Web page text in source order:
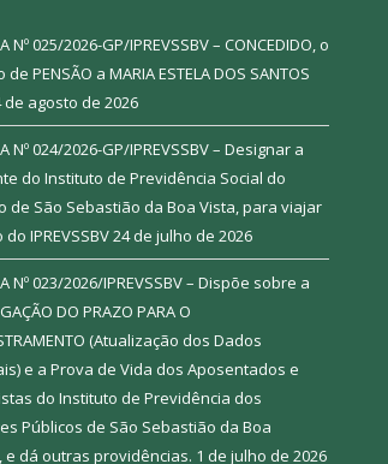
Nº 025/2026-GP/IPREVSSBV – CONCEDIDO, o
PENSÃO a MARIA ESTELA DOS SANTOS
de agosto de 2026
Nº 024/2026-GP/IPREVSSBV – Designar a
do Instituto de Previdência Social do
de São Sebastião da Boa Vista, para viajar
IPREVSSBV24 de julho de 2026
Nº 023/2026/IPREVSSBV – Dispõe sobre a
DO PRAZO PARA O
(Atualização dos Dados
e a Prova de Vida dos Aposentados e
do Instituto de Previdência dos
Públicos de São Sebastião da Boa
e dá outras providências. 1 de julho de 2026